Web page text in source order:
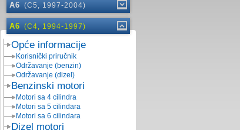
A6 (C5, 1997-2004)
A6 (C4, 1994-1997)
Opće informacije
Korisnički priručnik
Održavanje (benzin)
Održavanje (dizel)
Benzinski motori
Motori sa 4 cilindra
Motori sa 5 cilindara
Motori sa 6 cilindara
Dizel motori